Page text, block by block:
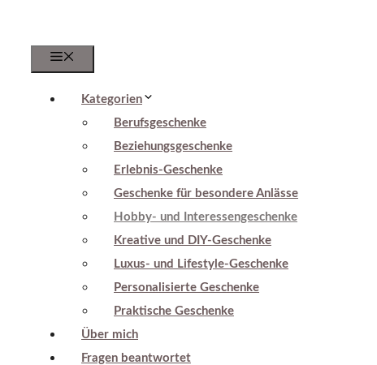
Kategorien
Berufsgeschenke
Beziehungsgeschenke
Erlebnis-Geschenke
Geschenke für besondere Anlässe
Hobby- und Interessengeschenke
Kreative und DIY-Geschenke
Luxus- und Lifestyle-Geschenke
Personalisierte Geschenke
Praktische Geschenke
Über mich
Fragen beantwortet